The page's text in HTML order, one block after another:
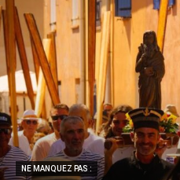
NE MANQUEZ PAS :